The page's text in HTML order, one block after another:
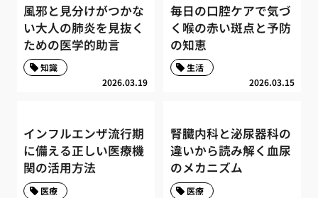
風邪と見分けがつかな
い大人の肺炎を見抜く
ための医学的助言
2026.03.19
知識
毎日の口腔ケアで気づ
く喉の赤い斑点と予防
の知恵
2026.03.15
生活
インフルエンザ流行期
に備える正しい医療機
関の活用方法
医療
腎臓内科と泌尿器科の
違いから読み解く血尿
のメカニズム
医療